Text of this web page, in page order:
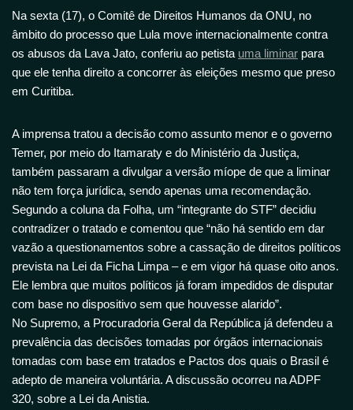
Na sexta (17), o Comitê de Direitos Humanos da ONU, no
âmbito do processo que Lula move internacionalmente contra
os abusos da Lava Jato, conferiu ao petista uma liminar para
que ele tenha direito a concorrer às eleições mesmo que preso
em Curitiba.
A imprensa tratou a decisão como assunto menor e o governo
Temer, por meio do Itamaraty e do Ministério da Justiça,
também passaram a divulgar a versão míope de que a liminar
não tem força jurídica, sendo apenas uma recomendação.
Segundo a coluna da Folha, um “integrante do STF” decidiu
contradizer o tratado e comentou que “não há sentido em dar
vazão a questionamentos sobre a cassação de direitos políticos
prevista na Lei da Ficha Limpa – e em vigor há quase oito anos.
Ele lembra que muitos políticos já foram impedidos de disputar
com base no dispositivo sem que houvesse alarido”.
No Supremo, a Procuradoria Geral da República já defendeu a
prevalência das decisões tomadas por órgãos internacionais
tomadas com base em tratados e Pactos dos quais o Brasil é
adepto de maneira voluntária. A discussão ocorreu na ADPF
320, sobre a Lei da Anistia.